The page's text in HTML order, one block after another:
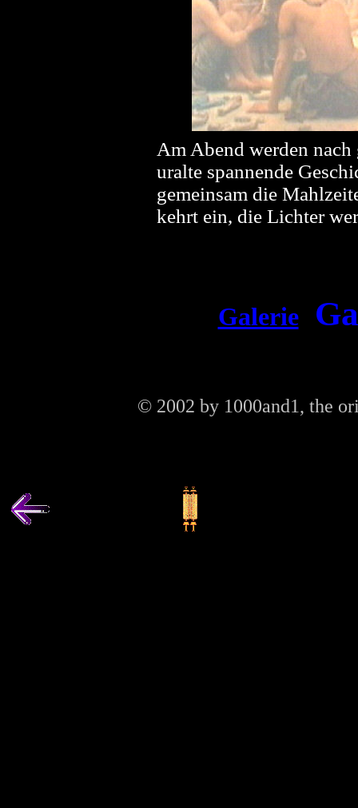
Am Abend werden
uralte spannende
gemeinsam die
kehrt ein, die Lichter
Galerie
© 2002 by 1000and1, the